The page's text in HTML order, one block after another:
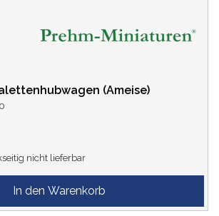
(Ameise)
nicht lieferbar